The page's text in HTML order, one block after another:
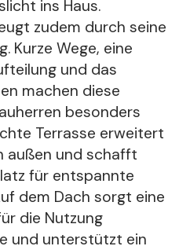
ins Haus.
zudem durch seine
Kurze Wege, eine
und das
machen diese
besonders
Terrasse erweitert
außen und schafft
für entspannte
dem Dach sorgt eine
die Nutzung
und unterstützt ein